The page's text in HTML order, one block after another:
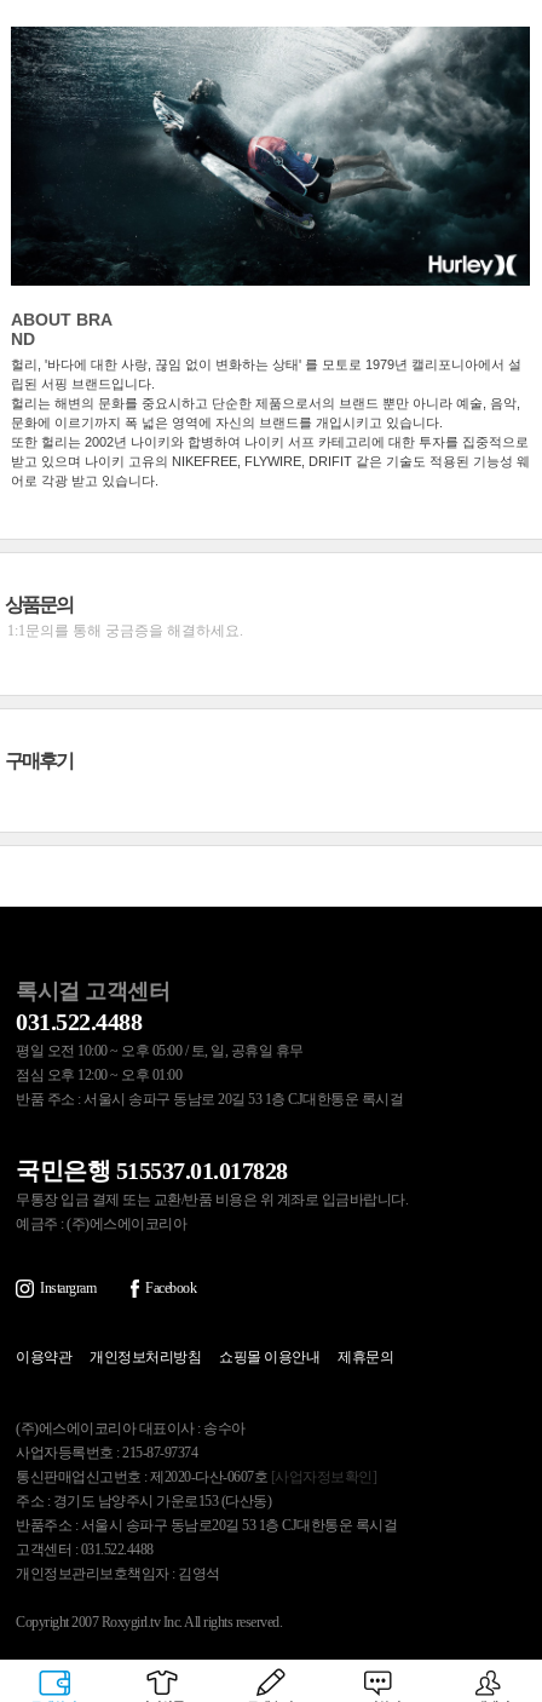
ABOUT BRA
ND
헐리, '바다에 대한 사랑, 끊임 없이 변화하는 상태' 를 모토로 1979년 캘리포니아에서 설
립된 서핑 브랜드입니다.
헐리는 해변의 문화를 중요시하고 단순한 제품으로서의 브랜드 뿐만 아니라 예술, 음악,
문화에 이르기까지 폭 넓은 영역에 자신의 브랜드를 개입시키고 있습니다.
또한 헐리는 2002년 나이키와 합병하여 나이키 서프 카테고리에 대한 투자를 집중적으로
받고 있으며 나이키 고유의 NIKEFREE, FLYWIRE, DRIFIT 같은 기술도 적용된 기능성 웨
어로 각광 받고 있습니다.
상품문의
1:1문의를 통해 궁금증을 해결하세요.
구매후기
록시걸 고객센터
031.522.4488
평일 오전 10:00 ~ 오후 05:00 / 토, 일, 공휴일 휴무
점심 오후 12:00 ~ 오후 01:00
반품 주소 : 서울시 송파구 동남로 20길 53 1층 CJ대한통운 록시걸
국민은행 515537.01.017828
무통장 입금 결제 또는 교환/반품 비용은 위 계좌로 입금바랍니다.
예금주 : (주)에스에이코리아
Instargram Facebook
이용약관 개인정보처리방침 쇼핑몰 이용안내 제휴문의
(주)에스에이코리아 대표이사 : 송수아
사업자등록번호 : 215-87-97374
통신판매업신고번호 : 제2020-다산-0607호 [사업자정보확인]
주소 : 경기도 남양주시 가운로153 (다산동)
반품주소 : 서울시 송파구 동남로20길 53 1층 CJ대한통운 록시걸
고객센터 : 031.522.4488
개인정보관리보호책임자 : 김영석
Copyright 2007 Roxygirl.tv Inc. All rights reserved.
록시걸 PC Ver